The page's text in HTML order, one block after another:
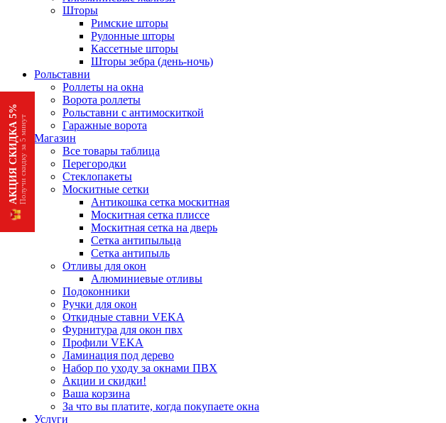
АКЦИЯ СКИДКА 5%Получи скидку за 5 минут
Шторы
Римские шторы
Рулонные шторы
Кассетные шторы
Шторы зебра (день-ночь)
Рольставни
Роллеты на окна
Ворота роллеты
Рольставни с антимоскиткой
Гаражные ворота
Магазин
Все товары таблица
Перегородки
Стеклопакеты
Москитные сетки
Антикошка сетка москитная
Москитная сетка плиссе
Москитная сетка на дверь
Сетка антипыльца
Сетка антипыль
Отливы для окон
Алюминиевые отливы
Подоконники
Ручки для окон
Откидные ставни VEKA
Фурнитура для окон пвх
Профили VEKA
Ламинация под дерево
Набор по уходу за окнами ПВХ
Акции и скидки!
Ваша корзина
За что вы платите, когда покупаете окна
Услуги